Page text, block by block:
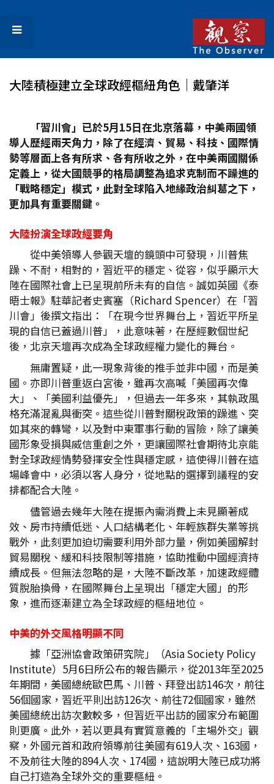
大陸積極建立全球政經樞紐角色│戴肇洋
「習川會」已於5月15日在北京落幕，中美兩國領
導人歷經兩天角力，除了在經濟、貿易、科技、國際情
勢等層面上各有所求、各有所收之外，在中美兩國關係
定義上，從大國競爭的格局調整為追求克制而不躁進的
「戰略穩定」模式，此對全球陷入地緣政治糾葛之下，
更加具有重要關鍵。
大陸扮演全球政經要角
從中美領導人參觀天壇的鏡頭中可發現，川普焦
躁、不耐，相對的，習近平的穩定、從容，似乎顯示大
陸在國際社會上已呈現前所未有的自信。誠如英國《泰
晤士報》駐華記者史賓塞（Richard Spencer）在「習
川會」後撰文指出：「在現今世界舞台上，習近平所呈
現的自信已蓋過川普」，此意味著，在歷經數個世紀
後，北京天壇再次成為全球政經權力變化的舞台。
無庸置疑，此一現象背後的推手並非中國，而是美
國。亦即川普重返白宮後，雖再次高喊「美國再次偉
大」、「美國利益優先」，但過去一年多來，其執政風
格充滿混亂與衝突。這些從川普對關稅政策的躁進、突
如其來的轉彎，以及對中東軍事行動的冒險，除了讓美
國形象受損與威信重創之外，更讓國際社會期待北京能
對全球政經情勢發揮安全性與穩定感，這使得川普在這
場峰會中，必須以客人身分，從地點的選擇到議程的安
排都配合大陸。
儘管過去幾年大陸在提振內需消費上未見顯著成
效、房市持續低迷、人口結構老化、年輕族群失業等挑
戰外，此刻更加迫切需要利用外部力量，例如美國解封
貿易關稅、緩和科技限制等措施，協助推動中國經濟持
續成長。但無法忽略的是，大陸不斷改革，加速政經體
質脫胎換骨，在國際舞台上呈現出「穩定大國」的形
象，進而逐漸建立為全球政經的樞紐地位。
中美的外交風格明顯不同
據「亞洲協會政策研究院」（Asia Society Policy
Institute）5月6日所公布的報告顯示，從2013年至2025
年期間，美國總統歐巴馬、川普、拜登出訪146次，前往
56個國家，習近平則出訪126次、前往72個國家，雖然
美國總統出訪次數較多，但習近平出訪的國家分布範圍
則更廣。此外，若以更具有實質意義的「主場外交」觀
察，外國元首和政府領導前往美國有619人次、163國，
不及前往大陸的894人次、174國，這說明大陸已成功將
自己打造為全球外交的重要樞紐。